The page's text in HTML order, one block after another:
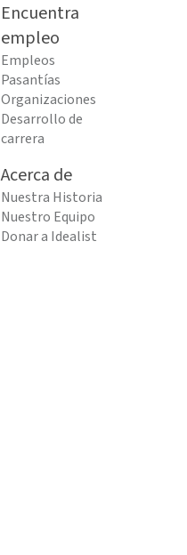
Encuentra
empleo
Empleos
Pasantías
Organizaciones
Desarrollo de
carrera
Acerca de
Nuestra Historia
Nuestro Equipo
Donar a Idealist